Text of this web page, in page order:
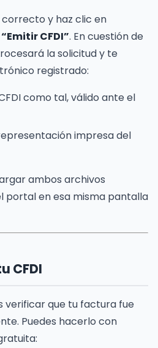
y haz clic en
“Emitir CFDI”. En cuestión de
la solicitud y te
registrado:
como tal, válido ante el
impresa del
ambos archivos
portal en esa misma pantalla
CFDI
verificar que tu factura fue
Puedes hacerlo con